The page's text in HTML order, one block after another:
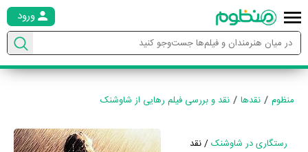
ورود
منظوم نقدها نقد و بررسی فیلم رهایی از شاوشنک
رستگاری در شاوشنک/ نقد